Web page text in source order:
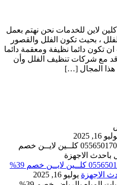
لاين للخدمات نحن نهتم بعمل
، بحيث تكون الفلل والقصور
تكون دائما نظيفة ومعقمة دائما
مع شركات تنظيف الفلل وأن
المجال […]
16, 2025
شركة تنظيف بالرياض 0556501701 كلــين لايــن خصم 39%
الاجهزة يوليو 16, 2025